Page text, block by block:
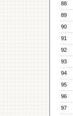
88
89
90
91
92
93
94
95
96
97